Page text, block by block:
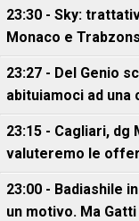
23:30 - Sky:
Monaco e
23:27 - Del Genio
abituiamoci ad una
23:15 - Cagliari,
valuteremo le
23:00 - Badiashile
un motivo. Ma